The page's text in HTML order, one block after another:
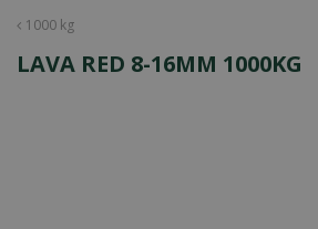
1000 kg
LAVA RED 8-16MM 1000KG